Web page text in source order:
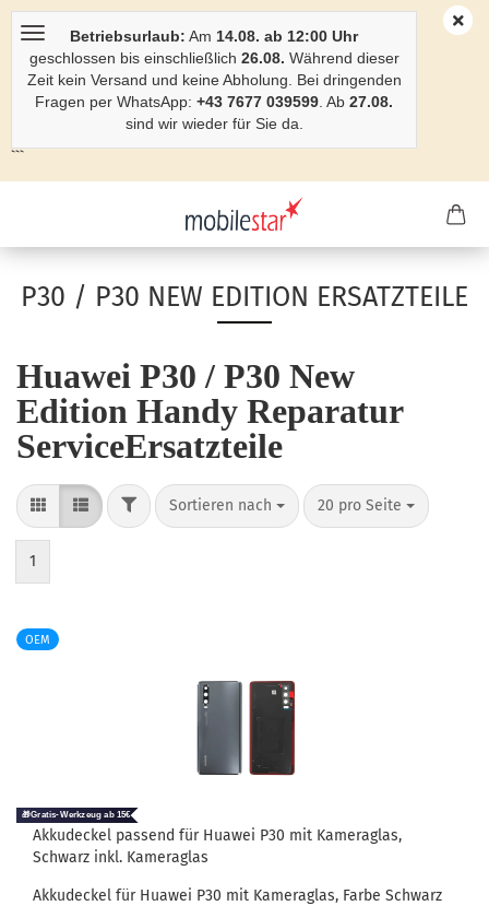
Betriebsurlaub: Am 14.08. ab 12:00 Uhr
geschlossen bis einschließlich 26.08. Während dieser
Zeit kein Versand und keine Abholung. Bei dringenden
Fragen per WhatsApp: +43 7677 039599 . Ab 27.08.
sind wir wieder für Sie da.
```
P30 / P30 NEW EDITION ERSATZTEILE
Huawei P30 / P30 New
Edition Handy Reparatur
ServiceErsatzteile
Sortieren nach 20 pro Seite
1
OEM
Ak­ku­de­ckel pas­send für Hua­wei P30 mit Ka­me­ra­glas,
Schwarz inkl. Ka­me­ra­glas
Ak­ku­de­ckel für Hua­wei P30 mit Ka­me­ra­glas, Farbe Schwarz